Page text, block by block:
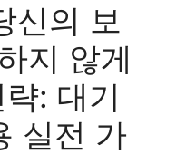
신의 보
지 않게
: 대기
실전 가